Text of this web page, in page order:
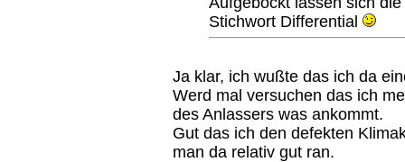
Stichwort Differential
Ja klar, ich wußte das ich da
Werd mal versuchen das ich
des Anlassers was ankommt.
Gut das ich den defekten
man da relativ gut ran.